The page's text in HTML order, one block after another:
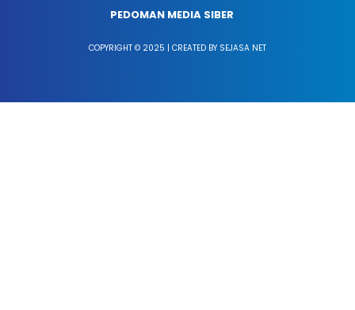
PEDOMAN MEDIA SIBER
COPYRIGHT © 2025 | CREATED BY SEJASA NET